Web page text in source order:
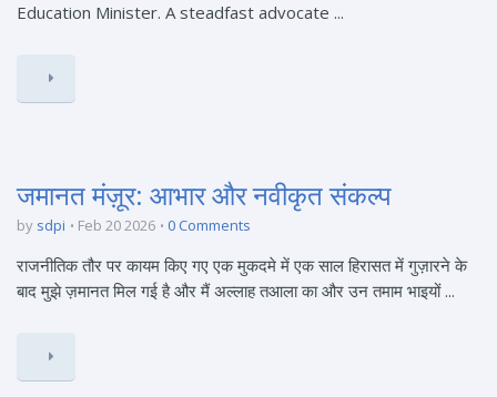
Education Minister. A steadfast advocate ...
जमानत मंज़ूर: आभार और नवीकृत संकल्प
by sdpi Feb 20 2026 0 Comments
राजनीतिक तौर पर कायम किए गए एक मुकदमे में एक साल हिरासत में गुज़ारने के
बाद मुझे ज़मानत मिल गई है और मैं अल्लाह तआला का और उन तमाम भाइयों ...